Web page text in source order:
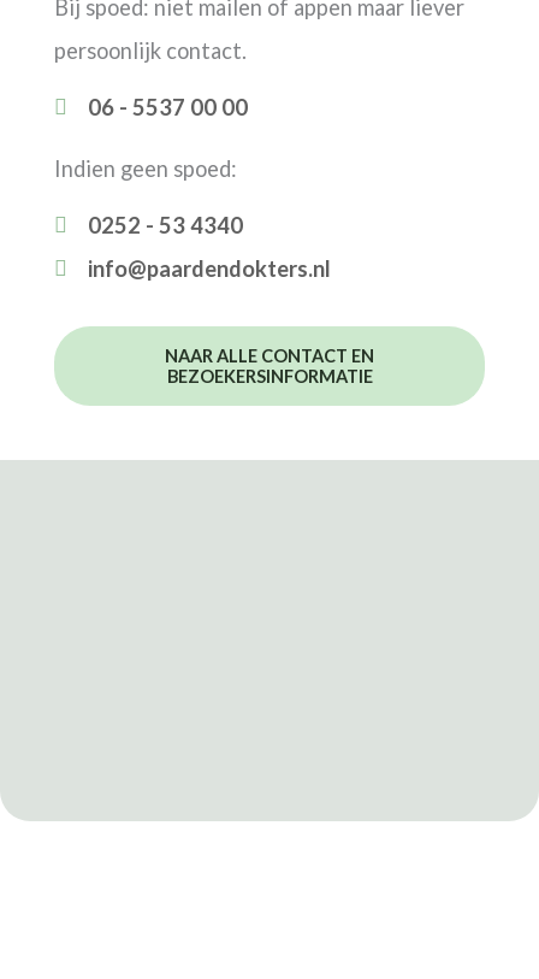
Bij spoed: niet mailen of appen maar liever
persoonlijk contact.
06 - 5537 00 00
Indien geen spoed:
0252 - 53 4340
info@paardendokters.nl
NAAR ALLE CONTACT EN
BEZOEKERSINFORMATIE